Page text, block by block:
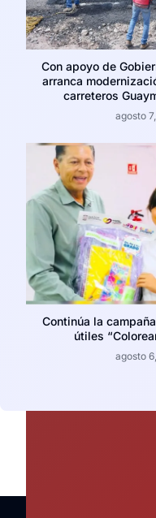
Con apoyo de
arranca
carreteros
agosto
Continúa la
útiles
agosto